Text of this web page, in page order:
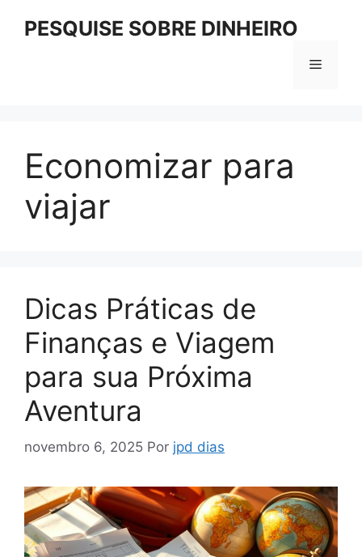
PESQUISE SOBRE DINHEIRO
Menu
Economizar para
viajar
Dicas Práticas de
Finanças e Viagem
para sua Próxima
Aventura
novembro 6, 2025 Por jpd dias